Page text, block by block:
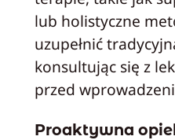
lub holistyczne
uzupełnić
konsultując się z
przed
Proaktywna